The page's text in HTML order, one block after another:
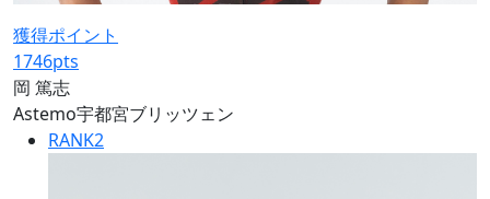
獲得ポイント
1746pts
岡 篤志
Astemo宇都宮ブリッツェン
RANK2